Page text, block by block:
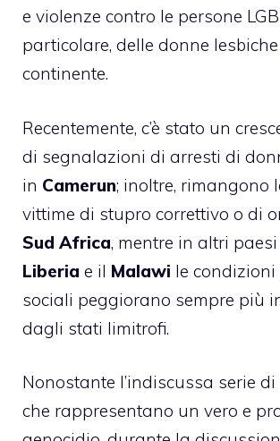
e violenze contro le persone
particolare, delle donne
continente.
Recentemente, c’è stato un
di segnalazioni di arresti di
in Camerun; inoltre, rimangono
vittime di stupro correttivo o di
Sud Africa, mentre in altri
Liberia e il Malawi le
sociali peggiorano sempre più
dagli stati limitrofi.
Nonostante l’indiscussa serie
che rappresentano un vero e